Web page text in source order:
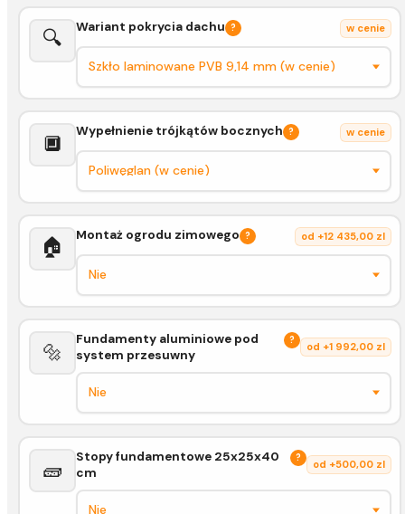
🔍 Wariant pokrycia dachu ? w cenie
🔲
Wypełnienie trójkątów bocznych ? w cenie
🏠 Montaż ogrodu zimowego ? od +12 435,00 zl
🔩
Fundamenty aluminiowe pod
system przesuwny
?
od +1 992,00 zl
🧱
Stopy fundamentowe 25x25x40
cm
?
od +500,00 zl